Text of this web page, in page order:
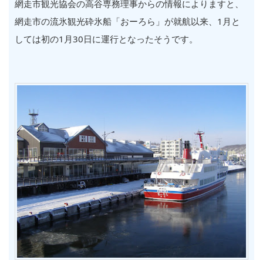
網走市観光協会の高谷専務理事からの情報によりますと、
網走市の流氷観光砕氷船「おーろら」が就航以来、1月と
しては初の1月30日に運行となったそうです。